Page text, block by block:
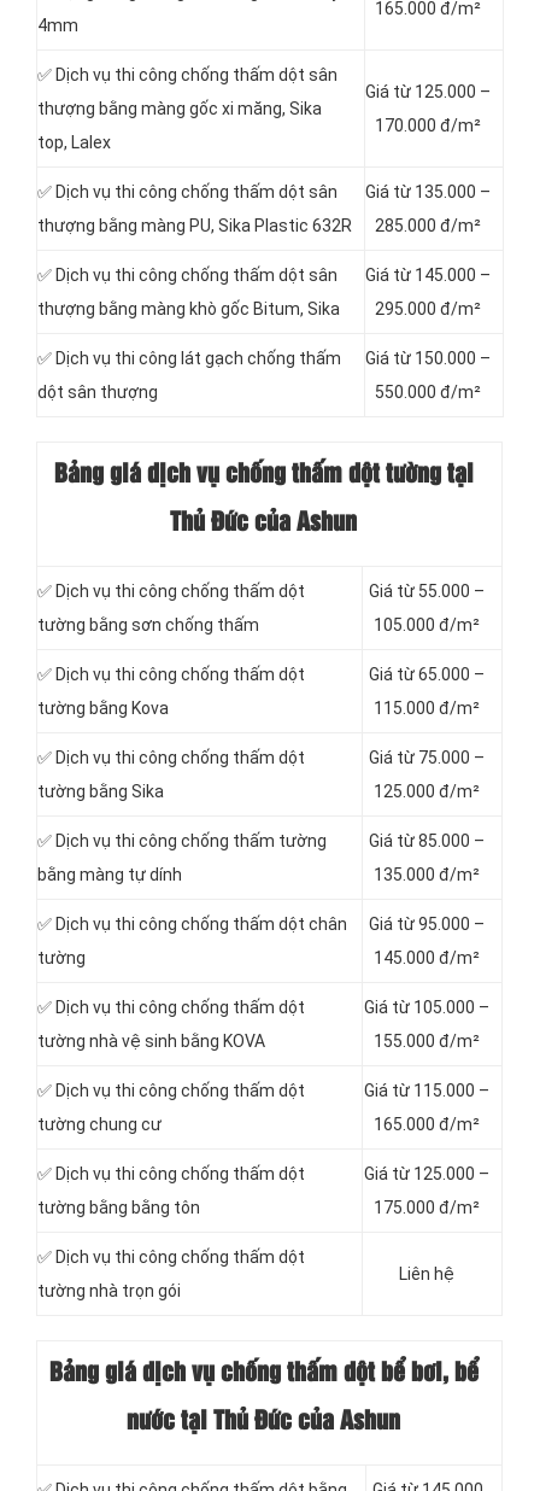
4mm
165.000 đ/m²
✅ Dịch vụ thi công chống thấm dột sân
thượng bằng màng gốc xi măng, Sika
top, Lalex
Giá từ 125.000 –
170.000 đ/m²
✅ Dịch vụ thi công chống thấm dột sân
thượng bằng màng PU, Sika Plastic 632R
Giá từ 135.000 –
285.000 đ/m²
✅ Dịch vụ thi công chống thấm dột sân
thượng bằng màng khò gốc Bitum, Sika
Giá từ 145.000 –
295.000 đ/m²
✅ Dịch vụ thi công lát gạch chống thấm
dột sân thượng
Giá từ 150.000 –
550.000 đ/m²
Bảng giá dịch vụ chống thấm dột tường tại
Thủ Đức của Ashun
✅ Dịch vụ thi công chống thấm dột
tường bằng sơn chống thấm
Giá từ 55.000 –
105.000 đ/m²
✅ Dịch vụ thi công chống thấm dột
tường bằng Kova
Giá từ 65.000 –
115.000 đ/m²
✅ Dịch vụ thi công chống thấm dột
tường bằng Sika
Giá từ 75.000 –
125.000 đ/m²
✅ Dịch vụ thi công chống thấm tường
bằng màng tự dính
Giá từ 85.000 –
135.000 đ/m²
✅ Dịch vụ thi công chống thấm dột chân
tường
Giá từ 95.000 –
145.000 đ/m²
✅ Dịch vụ thi công chống thấm dột
tường nhà vệ sinh bằng KOVA
Giá từ 105.000 –
155.000 đ/m²
✅ Dịch vụ thi công chống thấm dột
tường chung cư
Giá từ 115.000 –
165.000 đ/m²
✅ Dịch vụ thi công chống thấm dột
tường bằng bằng tôn
Giá từ 125.000 –
175.000 đ/m²
✅ Dịch vụ thi công chống thấm dột
tường nhà trọn gói
Liên hệ
Bảng giá dịch vụ chống thấm dột bể bơi, bể
nước tại Thủ Đức của Ashun